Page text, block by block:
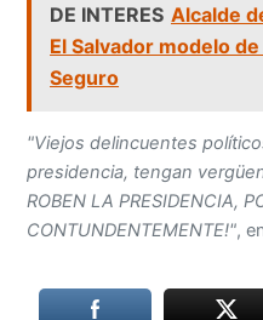
DE INTERES Alcalde
El Salvador modelo
Seguro
"Viejos delincuentes
presidencia, tengan
ROBEN LA PRESIDENCIA,
CONTUNDENTEMENTE!",